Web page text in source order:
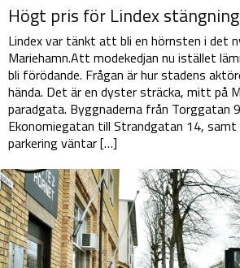
Högt pris för Lindex stängning
Lindex var tänkt att bli en hörnsten i det
Mariehamn.Att modekedjan nu istället
bli förödande. Frågan är hur stadens
hända. Det är en dyster sträcka, mitt på
paradgata. Byggnaderna från Torggatan
Ekonomiegatan till Strandgatan 14, samt
parkering väntar […]